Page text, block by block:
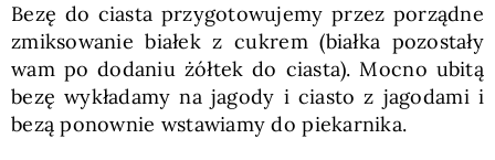
Bezę do ciasta przygotowujemy przez porządne
zmiksowanie białek z cukrem (białka pozostały
wam po dodaniu żółtek do ciasta). Mocno ubitą
bezę wykładamy na jagody i ciasto z jagodami i
bezą ponownie wstawiamy do piekarnika.